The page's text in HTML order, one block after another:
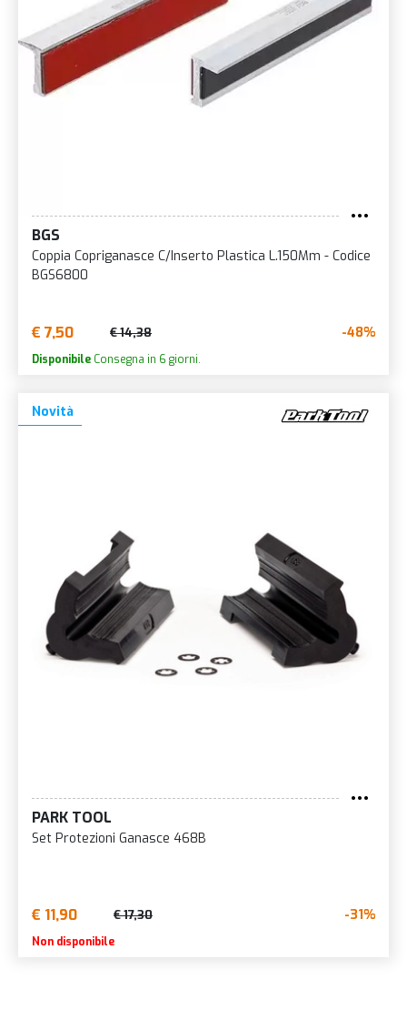
BGS
Coppia Copriganasce C/Inserto Plastica L.150Mm - Codice
BGS6800
€ 7,50 € 14,38 -48%
Disponibile Consegna in 6 giorni.
Novità
PARK TOOL
Set Protezioni Ganasce 468B
€ 11,90 € 17,30 -31%
Non disponibile